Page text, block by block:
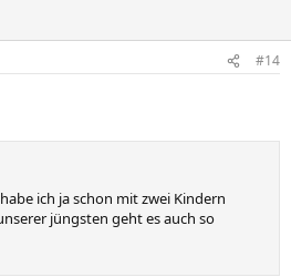
#14
ich ja schon mit zwei Kindern
jüngsten geht es auch so